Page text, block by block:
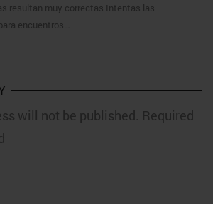
resultan muy correctas Intentas las
encuentros…
will not be published. Required